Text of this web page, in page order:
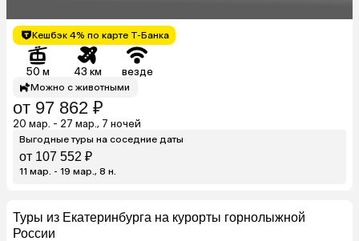
Кешбэк 4% по карте Т-Банка
50 м 43 км везде
Можно с животными
от 97 862 ₽
20 мар. - 27 мар., 7 ночей
Выгодные туры на соседние даты
от 107 552 ₽
11 мар. - 19 мар., 8 н.
Туры из Екатеринбурга на курорты горнолыжной
России